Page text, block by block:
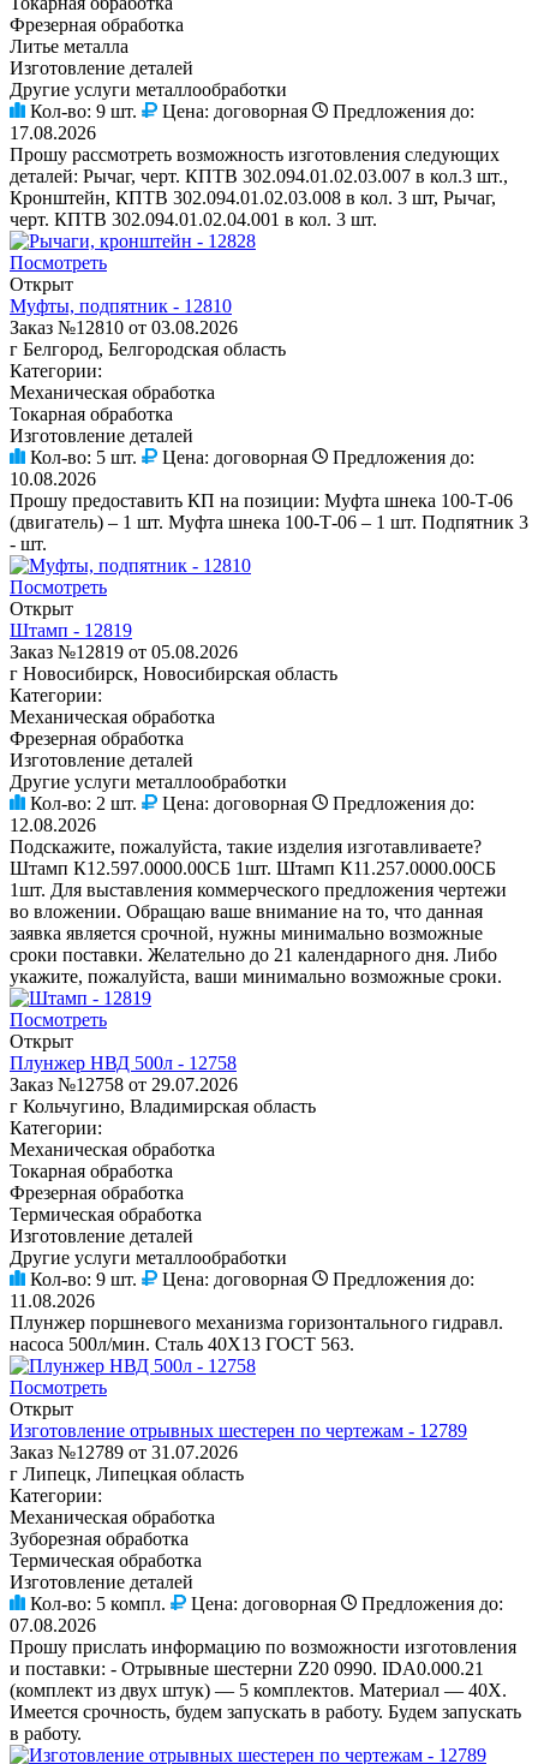
Фрезерная обработка
Литье металла
Изготовление деталей
Другие услуги металлообработки
Кол-во: 9 шт. Цена: договорная
Предложения до:
17.08.2026
Прошу рассмотреть возможность изготовления следующих
деталей: Рычаг, черт. КПТВ 302.094.01.02.03.007 в кол.3 шт.,
Кронштейн, КПТВ 302.094.01.02.03.008 в кол. 3 шт, Рычаг,
черт. КПТВ 302.094.01.02.04.001 в кол. 3 шт.
Посмотреть
Открыт
Муфты, подпятник - 12810
Заказ №12810 от 03.08.2026
г Белгород, Белгородская область
Категории:
Механическая обработка
Токарная обработка
Изготовление деталей
Кол-во: 5 шт. Цена: договорная
Предложения до:
10.08.2026
Прошу предоставить КП на позиции: Муфта шнека 100-Т-06
(двигатель) – 1 шт. Муфта шнека 100-Т-06 – 1 шт. Подпятник 3
- шт.
Посмотреть
Открыт
Штамп - 12819
Заказ №12819 от 05.08.2026
г Новосибирск, Новосибирская область
Категории:
Механическая обработка
Фрезерная обработка
Изготовление деталей
Другие услуги металлообработки
Кол-во: 2 шт. Цена: договорная
Предложения до:
12.08.2026
Подскажите, пожалуйста, такие изделия изготавливаете?
Штамп К12.597.0000.00СБ 1шт. Штамп К11.257.0000.00СБ
1шт. Для выставления коммерческого предложения чертежи
во вложении. Обращаю ваше внимание на то, что данная
заявка является срочной, нужны минимально возможные
сроки поставки. Желательно до 21 календарного дня. Либо
укажите, пожалуйста, ваши минимально возможные сроки.
Посмотреть
Открыт
Плунжер НВД 500л - 12758
Заказ №12758 от 29.07.2026
г Кольчугино, Владимирская область
Категории:
Механическая обработка
Токарная обработка
Фрезерная обработка
Термическая обработка
Изготовление деталей
Другие услуги металлообработки
Кол-во: 9 шт. Цена: договорная
Предложения до:
11.08.2026
Плунжер поршневого механизма горизонтального гидравл.
насоса 500л/мин. Сталь 40Х13 ГОСТ 563.
Посмотреть
Открыт
Изготовление отрывных шестерен по чертежам - 12789
Заказ №12789 от 31.07.2026
г Липецк, Липецкая область
Категории:
Механическая обработка
Зуборезная обработка
Термическая обработка
Изготовление деталей
Кол-во: 5 компл. Цена: договорная
Предложения до:
07.08.2026
Прошу прислать информацию по возможности изготовления
и поставки: - Отрывные шестерни Z20 0990. IDA0.000.21
(комплект из двух штук) — 5 комплектов. Материал — 40Х.
Имеется срочность, будем запускать в работу. Будем запускать
в работу.